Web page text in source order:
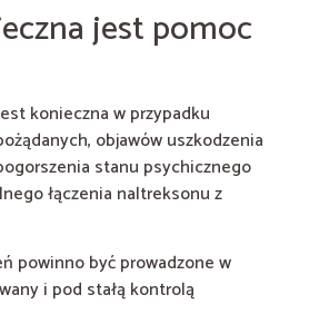
jest pomoc
konieczna w przypadku
objawów uszkodzenia
stanu psychicznego
łączenia naltreksonu z
powinno być prowadzone w
i pod stałą kontrolą